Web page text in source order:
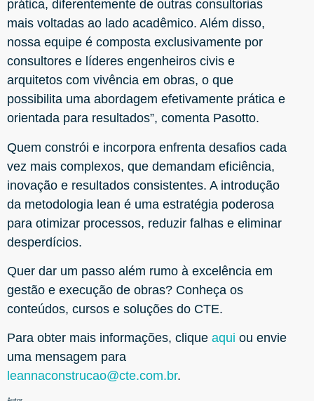
prática, diferentemente de outras consultorias
mais voltadas ao lado acadêmico. Além disso,
nossa equipe é composta exclusivamente por
consultores e líderes engenheiros civis e
arquitetos com vivência em obras, o que
possibilita uma abordagem efetivamente prática e
orientada para resultados”, comenta Pasotto.
Quem constrói e incorpora enfrenta desafios cada
vez mais complexos, que demandam eficiência,
inovação e resultados consistentes. A introdução
da metodologia lean é uma estratégia poderosa
para otimizar processos, reduzir falhas e eliminar
desperdícios.
Quer dar um passo além rumo à excelência em
gestão e execução de obras? Conheça os
conteúdos, cursos e soluções do CTE.
Para obter mais informações, clique aqui ou envie
uma mensagem para
leannaconstrucao@cte.com.br.